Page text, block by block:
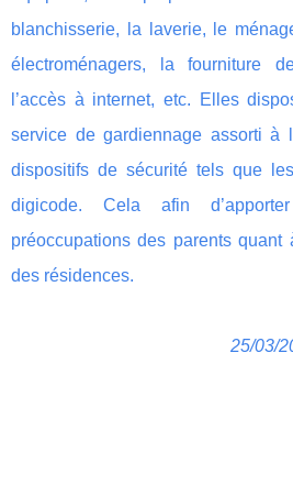
blanchisserie, la laverie, le
électroménagers, la fourniture
l’accès à internet, etc. Elles
service de gardiennage assorti
dispositifs de sécurité tels que
digicode. Cela afin
préoccupations des parents
des résidences.
25/03/